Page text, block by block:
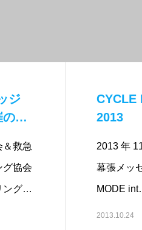
ジ
ご
救急
協会
ング…
CYCLE
2013
2013 年
幕張メッ
MODE
2013.10.24